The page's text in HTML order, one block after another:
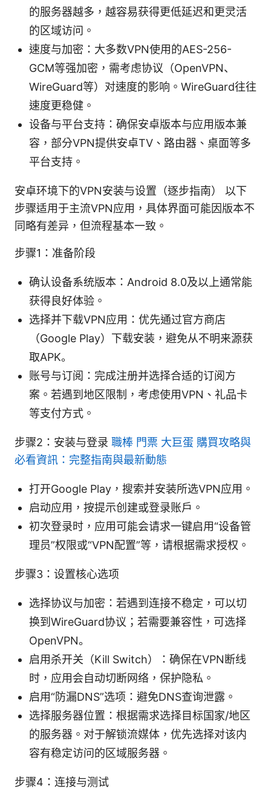
的服务器越多，越容易获得更低延迟和更灵活
的区域访问。
速度与加密：大多数VPN使用的AES-256-
GCM等强加密，需考虑协议（OpenVPN、
WireGuard等）对速度的影响。WireGuard往往
速度更稳健。
设备与平台支持：确保安卓版本与应用版本兼
容，部分VPN提供安卓TV、路由器、桌面等多
平台支持。
安卓环境下的VPN安装与设置（逐步指南） 以下
步骤适用于主流VPN应用，具体界面可能因版本不
同略有差异，但流程基本一致。
步骤1：准备阶段
确认设备系统版本：Android 8.0及以上通常能
获得良好体验。
选择并下载VPN应用：优先通过官方商店
（Google Play）下载安装，避免从不明来源获
取APK。
账号与订阅：完成注册并选择合适的订阅方
案。若遇到地区限制，考虑使用VPN、礼品卡
等支付方式。
步骤2：安装与登录 職棒 門票 大巨蛋 購買攻略與
必看資訊：完整指南與最新動態
打开Google Play，搜索并安装所选VPN应用。
启动应用，按提示创建或登录账户。
初次登录时，应用可能会请求一键启用“设备管
理员”权限或“VPN配置”等，请根据需求授权。
步骤3：设置核心选项
选择协议与加密：若遇到连接不稳定，可以切
换到WireGuard协议；若需要兼容性，可选择
OpenVPN。
启用杀开关（Kill Switch）：确保在VPN断线
时，应用会自动切断网络，保护隐私。
启用“防漏DNS”选项：避免DNS查询泄露。
选择服务器位置：根据需求选择目标国家/地区
的服务器。对于解锁流媒体，优先选择对该内
容有稳定访问的区域服务器。
步骤4：连接与测试